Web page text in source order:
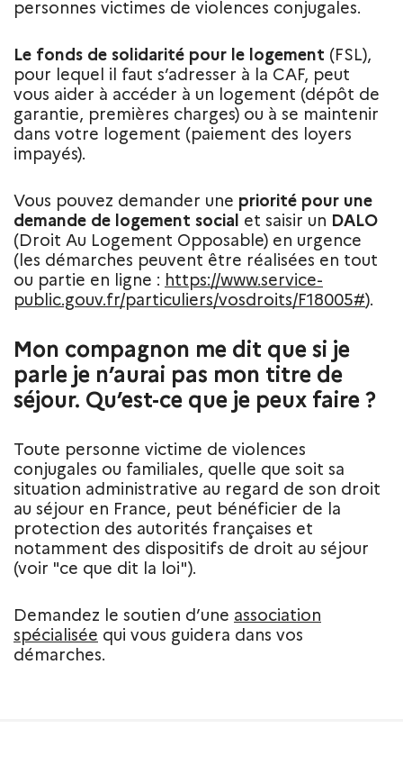
personnes victimes de violences conjugales.
Le fonds de solidarité pour le logement (FSL),
pour lequel il faut s’adresser à la CAF, peut
vous aider à accéder à un logement (dépôt de
garantie, premières charges) ou à se maintenir
dans votre logement (paiement des loyers
impayés).
Vous pouvez demander une priorité pour une
demande de logement social et saisir un DALO
(Droit Au Logement Opposable) en urgence
(les démarches peuvent être réalisées en tout
ou partie en ligne : https://www.service-
public.gouv.fr/particuliers/vosdroits/F18005#).
Mon compagnon me dit que si je
parle je n’aurai pas mon titre de
séjour. Qu’est-ce que je peux faire ?
Toute personne victime de violences
conjugales ou familiales, quelle que soit sa
situation administrative au regard de son droit
au séjour en France, peut bénéficier de la
protection des autorités françaises et
notamment des dispositifs de droit au séjour
(voir "ce que dit la loi").
Demandez le soutien d’une association
spécialisée qui vous guidera dans vos
démarches.